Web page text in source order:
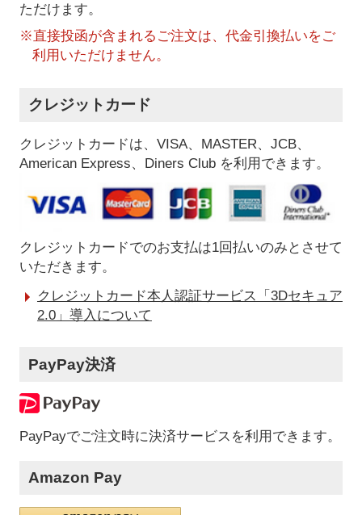
ただけます。
※直接投函が含まれるご注文は、代金引換払いをご
利用いただけません。
クレジットカード
クレジットカードは、VISA、MASTER、JCB、
American Express、Diners Club を利用できます。
クレジットカードでのお支払は1回払いのみとさせて
いただきます。
クレジットカード本人認証サービス「3Dセキュア
2.0」導入について
PayPay決済
PayPayでご注文時に決済サービスを利用できます。
Amazon Pay